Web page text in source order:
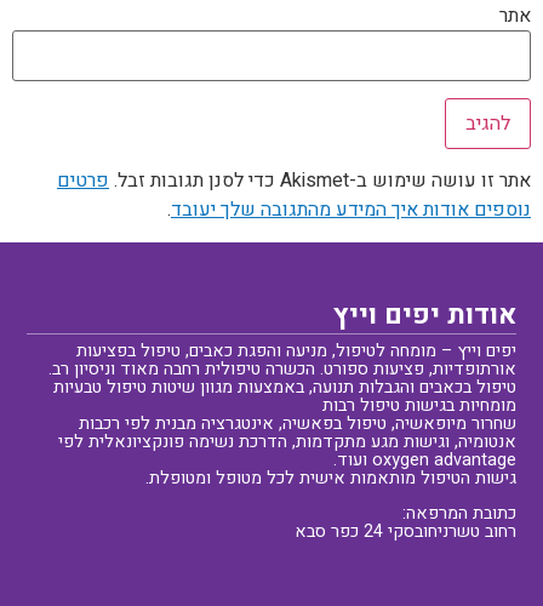
אתר
אתר זו עושה שימוש ב-Akismet כדי לסנן תגובות זבל.
פרטים
נוספים אודות איך המידע מהתגובה שלך יעובד.
אודות יפים וייץ
יפים וייץ – מומחה לטיפול, מניעה והפגת כאבים, טיפול בפציעות
אורתופדיות, פציעות ספורט. הכשרה טיפולית רחבה מאוד וניסיון רב.
טיפול בכאבים והגבלות תנועה, באמצעות מגוון שיטות טיפול טבעיות
מומחיות בגישות טיפול רבות
שחרור מיופאשיה, טיפול בפאשיה, אינטגרציה מבנית לפי רכבות
אנטומיה, וגישות מגע מתקדמות, הדרכת נשימה פונקציונאלית לפי
oxygen advantage ועוד.
גישות הטיפול מותאמות אישית לכל מטופל ומטופלת.
כתובת המרפאה:
רחוב טשרניחובסקי 24 כפר סבא